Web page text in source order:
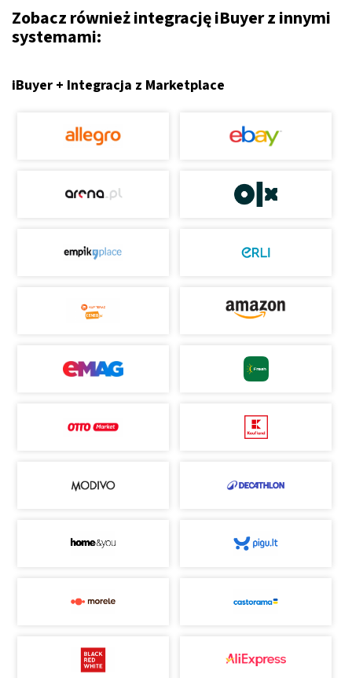
Zobacz również integrację iBuyer z innymi
systemami:
iBuyer + Integracja z Marketplace